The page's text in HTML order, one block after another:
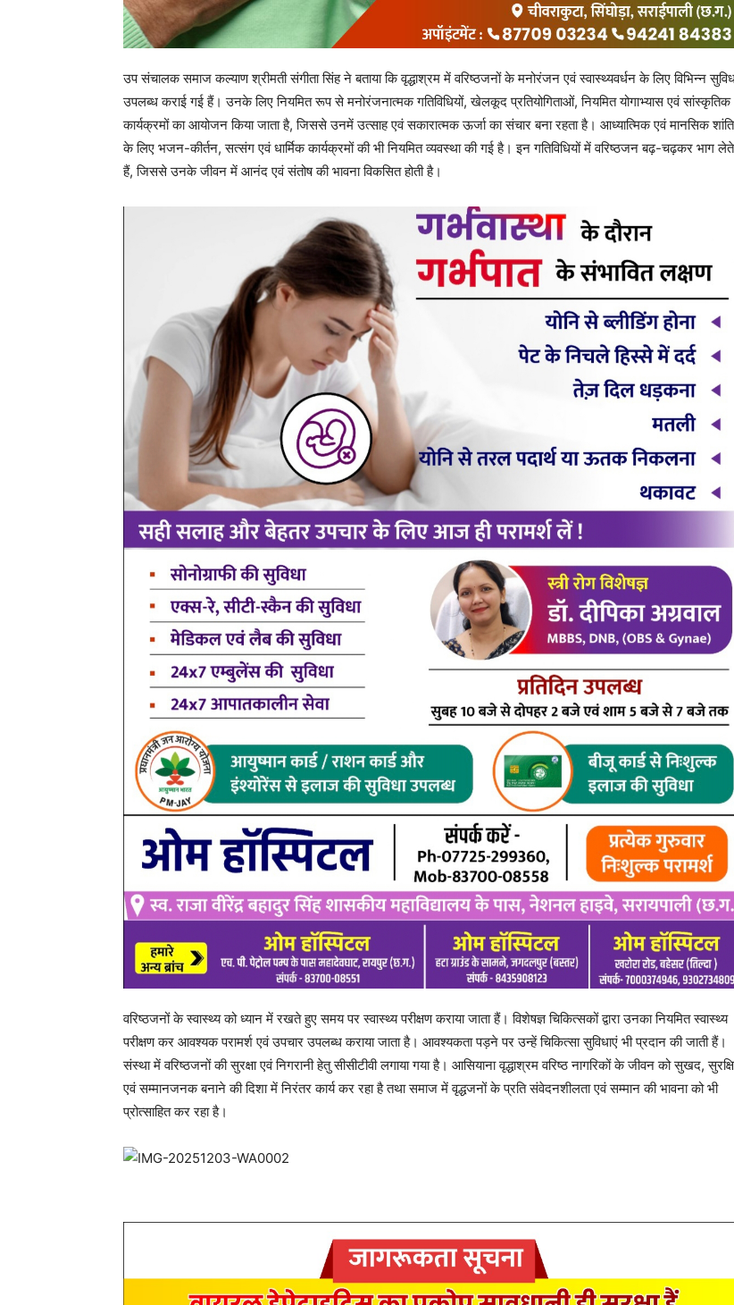
वरिष्ठजनों के स्वास्थ्य को ध्यान में रखते हुए समय पर स्वास्थ्य परीक्षण कराया जाता हैं। विशेषज्ञ चिकित्सकों द्वारा उनका नियमित स्वास्थ्य
परीक्षण कर आवश्यक परामर्श एवं उपचार उपलब्ध कराया जाता है। आवश्यकता पड़ने पर उन्हें चिकित्सा सुविधाएं भी प्रदान की जाती हैं।
संस्था में वरिष्ठजनों की सुरक्षा एवं निगरानी हेतु सीसीटीवी लगाया गया है। आसियाना वृद्धाश्रम वरिष्ठ नागरिकों के जीवन को सुखद, सुरक्षित
एवं सम्मानजनक बनाने की दिशा में निरंतर कार्य कर रहा है तथा समाज में वृद्धजनों के प्रति संवेदनशीलता एवं सम्मान की भावना को भी
post views101
Search
ADV.
RECENT POSTS